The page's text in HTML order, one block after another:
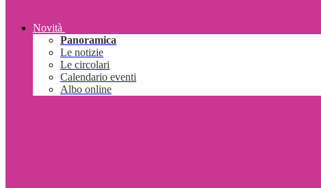
Novità
Panoramica
Le notizie
Le circolari
Calendario eventi
Albo online